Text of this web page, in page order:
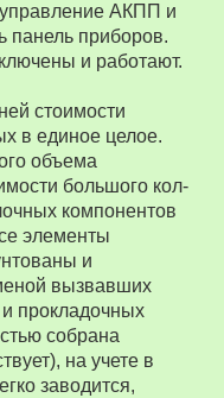
АКПП и
панель приборов.
и работают.
стоимости
в единое целое.
объема
большого кол-
компонентов
элементы
и
вызвавших
прокладочных
собрана
на учете в
заводится,